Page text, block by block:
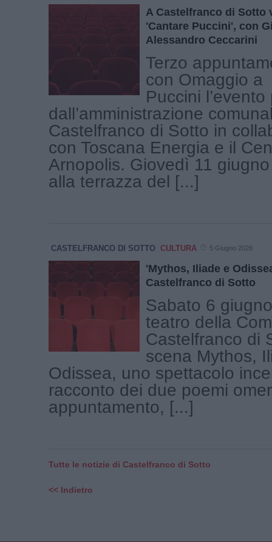
A Castelfranco di Sotto
'Cantare Puccini', con
Alessandro Ceccarini
Terzo
con Omaggio a
Puccini
dall’amministrazione
Castelfranco di Sotto in
con Toscana Energia e il
Arnopolis. Giovedì 11
alla terrazza del [...]
CASTELFRANCO DI SOTTO CULTURA 5 Giugno 2026
'Mythos, Iliade e
Castelfranco di Sotto
Sabato 6
teatro della
Castelfranco di
scena Mythos,
Odissea, uno spettacolo
racconto dei due poemi
appuntamento, [...]
Tutte le notizie di Castelfranco di Sotto
<< Indietro